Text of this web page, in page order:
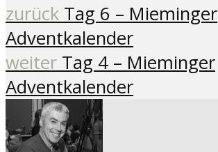
zurück Tag 6 – Mieminger
Adventkalender
weiter Tag 4 – Mieminger
Adventkalender